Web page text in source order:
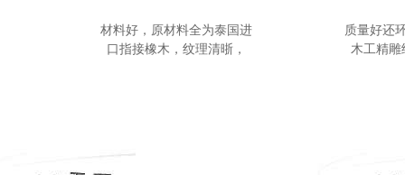
材料好，原材料全为泰国进
口指接橡木，纹理清晣，
质量好还
木工精